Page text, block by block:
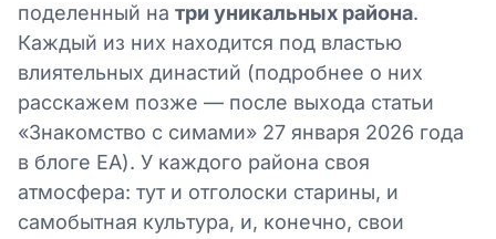
поделенный на три уникальных района.
Каждый из них находится под властью
влиятельных династий (подробнее о них
расскажем позже — после выхода статьи
«Знакомство с симами» 27 января 2026 года
в блоге EA). У каждого района своя
атмосфера: тут и отголоски старины, и
самобытная культура, и, конечно, свои